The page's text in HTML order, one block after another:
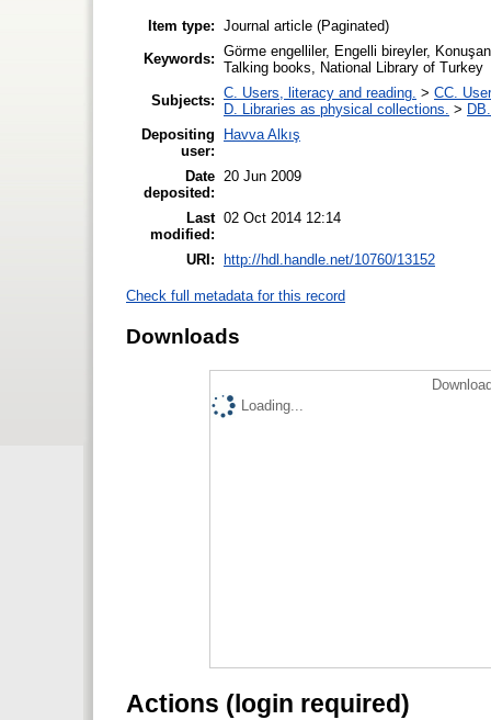
Item type: Journal article (Paginated)
Keywords: Görme engelliler, Engelli bireyler,
Talking books, National Library of Turkey
Subjects: C. Users, literacy and reading. > CC.
D. Libraries as physical collections. >
Depositing
user:
Havva Alkış
Date
deposited:
20 Jun 2009
Last
modified:
02 Oct 2014 12:14
URI: http://hdl.handle.net/10760/13152
Check full metadata for this record
Downloads
Loading...
Actions (login required)